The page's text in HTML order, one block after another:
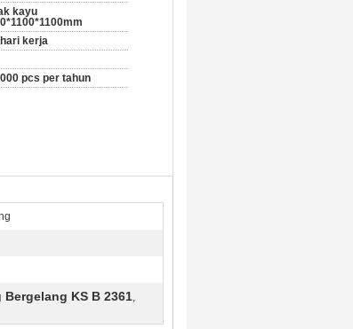
kayu
kerja
pcs per tahun
KS B 2361,